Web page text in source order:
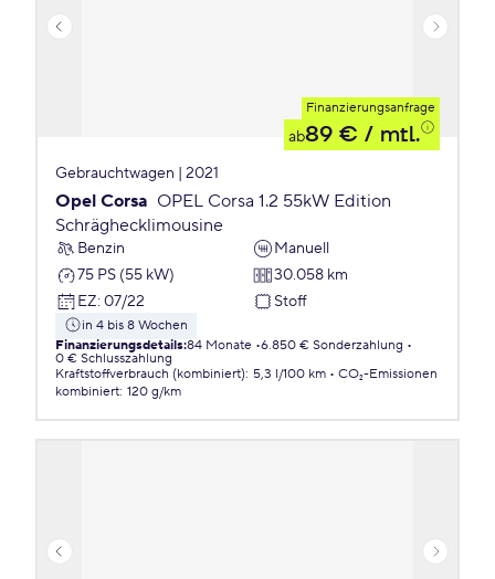
Finanzierungsanfrage
ab89 € / mtl.
Gebrauchtwagen | 2021
Opel Corsa OPEL Corsa 1.2 55kW Edition
Schräghecklimousine
Benzin
Manuell
75 PS (55 kW)
30.058 km
EZ: 07/22 Stoff
in 4 bis 8 Wochen
Finanzierungsdetails:84 Monate 6.850 € Sonderzahlung
0 € Schlusszahlung
Kraftstoffverbrauch (kombiniert): 5,3 l/100 km
CO₂-Emissionen
kombiniert: 120 g/km